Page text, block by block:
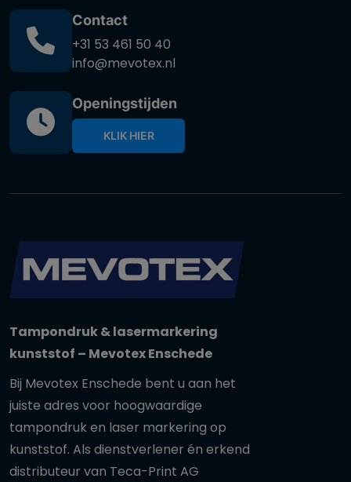
Contact
+31 53 461 50 40
info@mevotex.nl
Openingstijden
KLIK HIER
Tampondruk & lasermarkering
kunststof – Mevotex Enschede
Bij Mevotex Enschede bent u aan het
juiste adres voor hoogwaardige
tampondruk en laser markering op
kunststof. Als dienstverlener én erkend
distributeur van Teca-Print AG